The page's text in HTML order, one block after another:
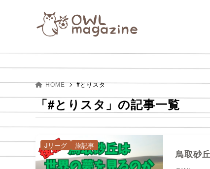
HOME #とりスタ
「#とりスタ」の記事一覧
鳥取砂
Jリーグ 旅記事